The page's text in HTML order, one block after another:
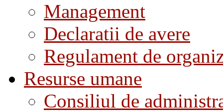
Management
Declaratii de avere
Regulament de
Resurse umane
Consiliul de